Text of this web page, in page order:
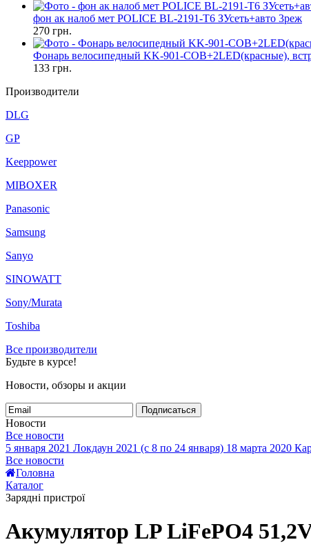
фон ак налоб мет POLICE BL-2191-T6 ЗУсеть+авто 3реж
270 грн.
Фонарь велосипедный KK-901-COB+2LED(красные),
133 грн.
Производители
DLG
GP
Keeppower
MIBOXER
Panasonic
Samsung
Sanyo
SINOWATT
Sony/Murata
Toshiba
Все производители
Будьте в курсе!
Новости, обзоры и акции
Подписаться
Новости
Все новости
5 января 2021 Локдаун 2021 (с 8 по 24 января) 18 марта 2020
Все новости
Головна
Каталог
Зарядні пристрої
Акумулятор LP LiFePO4